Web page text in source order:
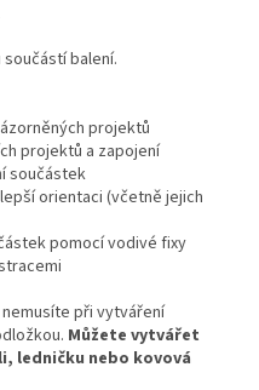
balení.
projektů
projektů a zapojení
součástek
orientaci (včetně jejich
pomocí vodivé fixy
při vytváření
Můžete vytvářet
ledničku nebo kovová